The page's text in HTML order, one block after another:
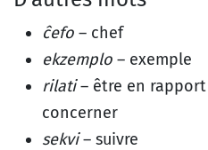
ĉefo – chef
ekzemplo – exemple
rilati– être en
concerner
sekvi– suivre